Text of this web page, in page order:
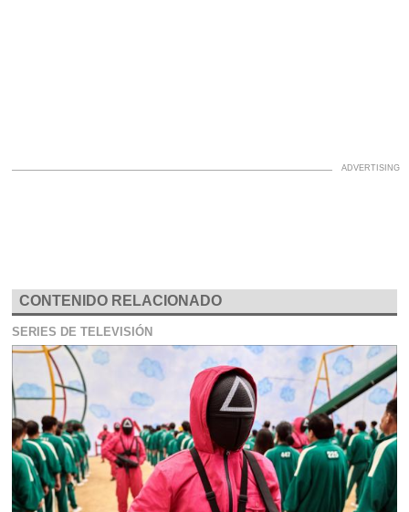
CONTENIDO RELACIONADO
SERIES DE TELEVISIÓN